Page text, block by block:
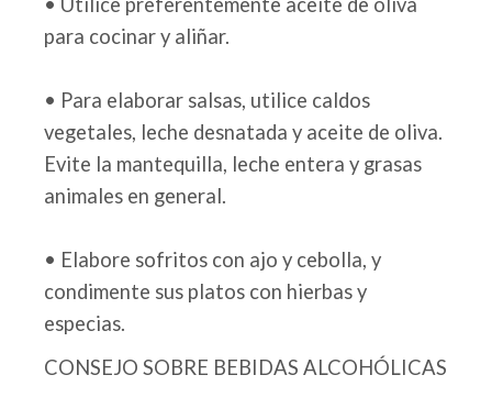
para cocinar y aliñar.
• Para elaborar salsas, utilice caldos
vegetales, leche desnatada y aceite de oliva.
Evite la mantequilla, leche entera y grasas
animales en general.
• Elabore sofritos con ajo y cebolla, y
condimente sus platos con hierbas y
especias.
CONSEJO SOBRE BEBIDAS ALCOHÓLICAS